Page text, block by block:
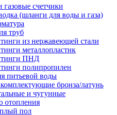
счетчики
(шланги для воды и газа)
труб
из нержавеющей стали
металлопластик
ПНД
полипропилен
питьевой воды
бронза/латунь
и чугунные
отопления
пол